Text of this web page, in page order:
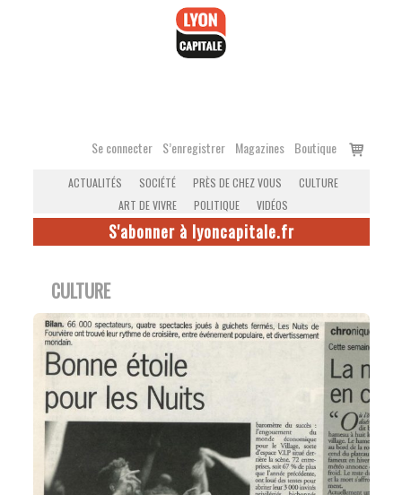
Se connecter S’enregistrer Magazines Boutique
Voir
ACTUALITÉS SOCIÉTÉ PRÈS DE CHEZ VOUS
CULTURE
ART DE VIVRE
POLITIQUE VIDÉOS
S'abonner à lyoncapitale.fr
CULTURE